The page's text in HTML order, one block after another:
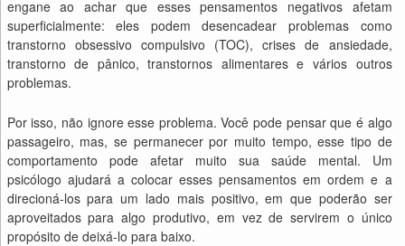
engane ao achar que esses pensamentos negativos afetam
superficialmente: eles podem desencadear problemas como
transtorno obsessivo compulsivo (TOC), crises de ansiedade,
transtorno de pânico, transtornos alimentares e vários outros
problemas.
Por isso, não ignore esse problema. Você pode pensar que é algo
passageiro, mas, se permanecer por muito tempo, esse tipo de
comportamento pode afetar muito sua saúde mental. Um
psicólogo ajudará a colocar esses pensamentos em ordem e a
direcioná-los para um lado mais positivo, em que poderão ser
aproveitados para algo produtivo, em vez de servirem o único
propósito de deixá-lo para baixo.